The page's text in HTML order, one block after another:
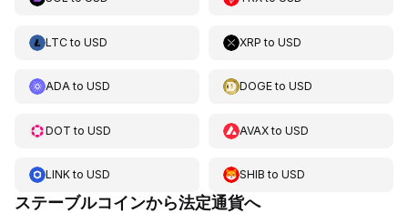
LTCto USD XRP toUSD
ADAto USD DOGEtoUSD
DOT to USD AVAXtoUSD
LINKto USD SHIB toUSD
ステーブルコインから法定通貨へ